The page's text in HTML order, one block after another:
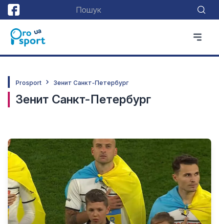
Prosport Зенит Санкт-Петербург
Зенит Санкт-Петербург